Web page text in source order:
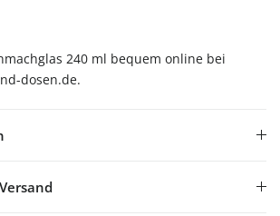
240 ml bequem online bei
dosen.de.